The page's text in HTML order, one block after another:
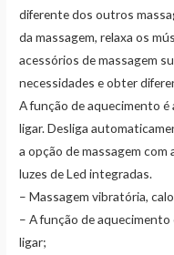
diferente dos outros
da massagem, relaxa os
acessórios de massagem
necessidades e obter
A função de aquecimento
ligar. Desliga
a opção de massagem
luzes de Led integradas.
– Massagem vibratória,
– A função de
ligar;